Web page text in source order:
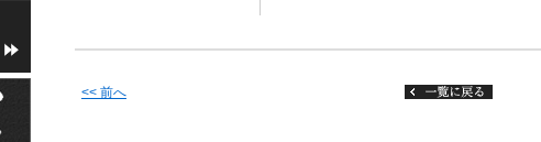
<< 前へ